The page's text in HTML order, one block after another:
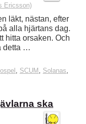
Ericsson)
läkt, nästan, efter
alla hjärtans dag.
hitta orsaken. Och
detta …
, SCUM , Solanas,
ska